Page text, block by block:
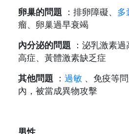
卵巢的問題 ：排卵障礙、 多
瘤、卵巢過早衰竭
內分泌的問題 ：泌乳激素
高症、黃體激素缺乏症
其他問題 ： 過敏 、免疫等
內，被當成異物攻擊